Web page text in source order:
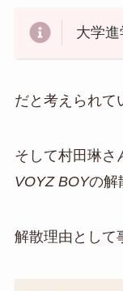
大学
だと考えられて
そして村田琳さ
VOYZ BOYの解
解散理由として